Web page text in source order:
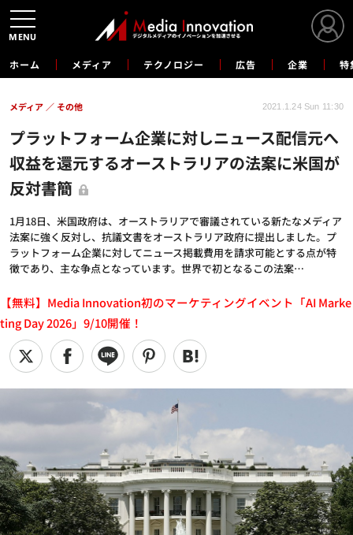
ホーム メディア テクノロジー 広告 企業 特
プラットフォーム企業に対しニュース配信元へ
収益を還元するオーストラリアの法案に米国が
反対書簡
1月18日、米国政府は、オーストラリアで審議されている新たなメディア
法案に強く反対し、抗議文書をオーストラリア政府に提出しました。プ
ラットフォーム企業に対してニュース掲載費用を請求可能とする点が特
徴であり、主な争点となっています。世界で初となるこの法案…
メディア その他 2021.1.24 Sun 11:30
【無料】Media Innovation初のマーケティングイベント「AI Marke
ting Day 2026」9/10開催！
MENU